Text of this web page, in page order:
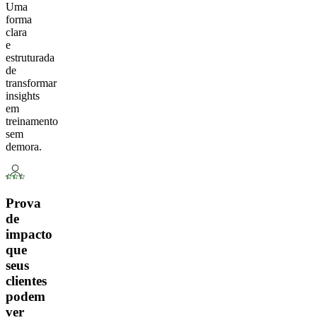
Uma
forma
clara
e
estruturada
de
transformar
insights
em
treinamento
sem
demora.
Prova
de
impacto
que
seus
clientes
podem
ver